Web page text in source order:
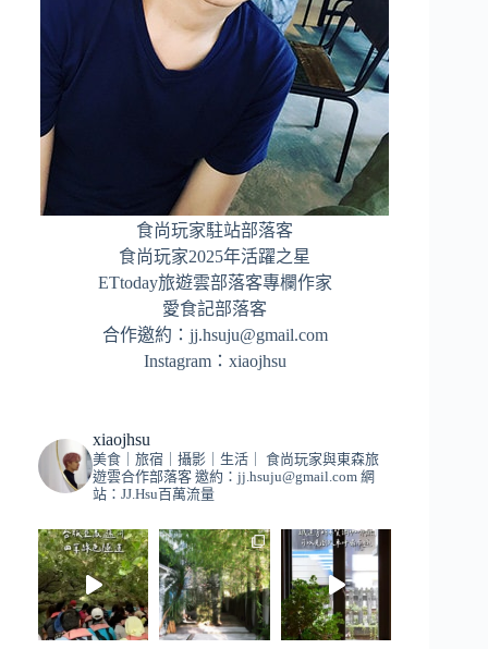
食尚玩家駐站部落客
食尚玩家2025年活躍之星
ETtoday旅遊雲部落客專欄作家
愛食記部落客
合作邀約： jj.hsuju@gmail.com
Instagram： xiaojhsu
xiaojhsu
美食｜旅宿｜攝影｜生活｜
食尚玩家與東森旅
遊雲合作部落客 邀約： jj.hsuju@gmail.com 網
站：JJ.Hsu百萬流量